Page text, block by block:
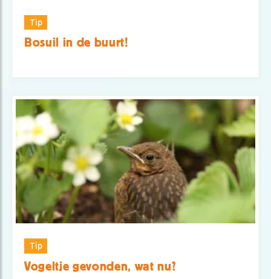
Tip
Bosuil in de buurt!
Tip
Vogeltje gevonden, wat nu?